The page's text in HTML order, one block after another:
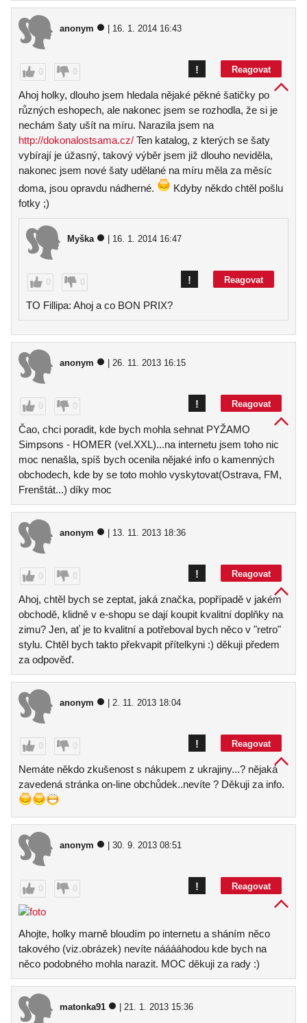
anonym | 16. 1. 2014 16:43
0 0 Reagovat
!
Ahoj holky, dlouho jsem hledala nějaké pěkné šatičky po
různých eshopech, ale nakonec jsem se rozhodla, že si je
nechám šaty ušít na míru. Narazila jsem na
http://dokonalostsama.cz/ Ten katalog, z kterých se šaty
vybírají je úžasný, takový výběr jsem již dlouho neviděla,
nakonec jsem nové šaty udělané na míru měla za měsíc
doma, jsou opravdu nádherné.
Kdyby někdo chtěl pošlu
fotky ;)
Myška | 16. 1. 2014 16:47
0 0 Reagovat
!
TO Fillipa: Ahoj a co BON PRIX?
anonym | 26. 11. 2013 16:15
0 0 Reagovat
!
Čao, chci poradit, kde bych mohla sehnat PYŽAMO
Simpsons - HOMER (vel.XXL)...na internetu jsem toho nic
moc nenašla, spíš bych ocenila nějaké info o kamenných
obchodech, kde by se toto mohlo vyskytovat(Ostrava, FM,
Frenštát...) díky moc
anonym | 13. 11. 2013 18:36
0 0 Reagovat
!
Ahoj, chtěl bych se zeptat, jaká značka, popřípadě v jakém
obchodě, klidně v e-shopu se dají koupit kvalitní doplňky na
zimu? Jen, ať je to kvalitní a potřeboval bych něco v "retro"
stylu. Chtěl bych takto překvapit přítelkyni :) děkuji předem
za odpověď.
anonym | 2. 11. 2013 18:04
0 0 Reagovat
!
Nemáte někdo zkušenost s nákupem z ukrajiny...? nějaká
zavedená stránka on-line obchůdek..nevíte ? Děkuji za info.
anonym | 30. 9. 2013 08:51
0 0 Reagovat
!
Ahojte, holky marně bloudím po internetu a sháním něco
takového (viz.obrázek) nevíte nááááhodou kde bych na
něco podobného mohla narazit. MOC děkuji za rady :)
matonka91 | 21. 1. 2013 15:36